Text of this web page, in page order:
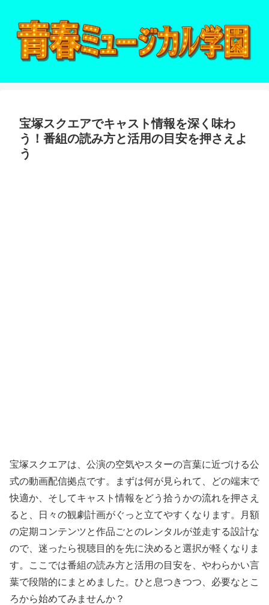
宝塚スクエアでキャスト情報を深く味わ
う！番組の読み方と活用の目安を押さえよ
う
宝塚スクエアは、公演の空気やスターの言葉に近づける公
式の動画配信拠点です。まずは何が見られて、どの端末で
快適か、そしてキャスト情報をどう拾うかの流れを押さえ
ると、日々の観劇計画がぐっと立てやすくなります。月額
の定期コンテンツと作品ごとのレンタルが並走する設計な
ので、迷ったら視聴目的を先に決めると選択が軽くなりま
す。ここでは番組の読み方と活用の目安を、やわらかい言
葉で段階的にまとめました。ひと息つきつつ、必要なとこ
ろから始めてみませんか？